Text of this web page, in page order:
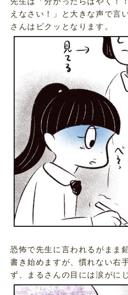
えなさい！」と大きな声で言
さんはビクッとなります。
恐怖で先生に言われるがまま
書き始めますが、慣れない右
ず、まるさんの目には涙がに